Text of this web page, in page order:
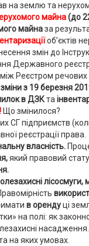
на землю та
майна(до
майназа
об’єктів
змін до
Державного
Реєстром
зміни з 19 березня
в ДЗКта
Що змінилося?
СГ підприємств
реєстрації права.
власність.
який правовий
лісосмуги,
в орендуці
на полі: як
на яких умовах.